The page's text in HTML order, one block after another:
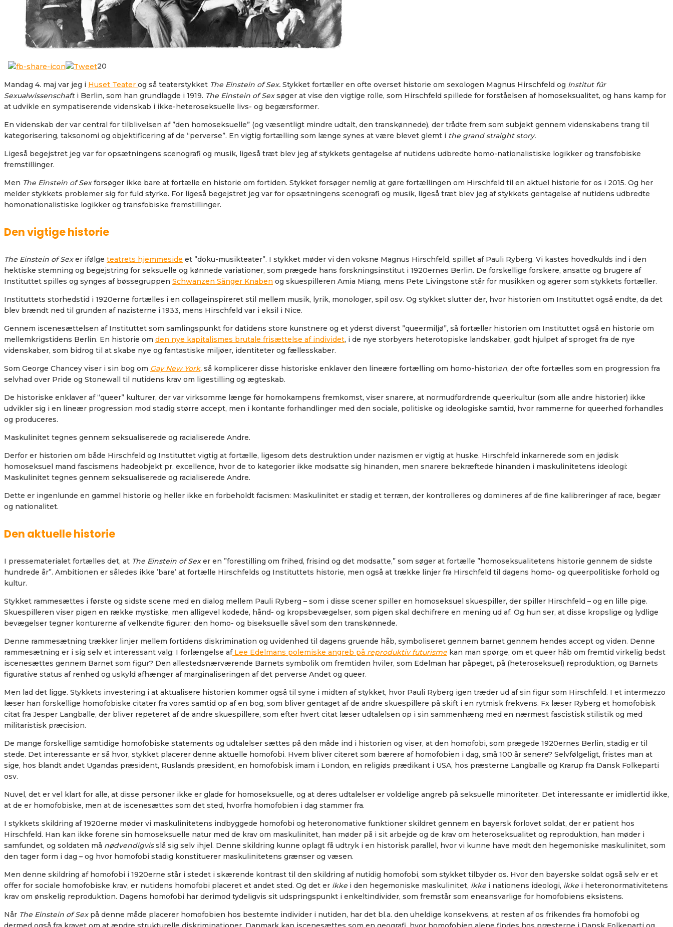
20
Mandag 4. maj var jeg i Huset Teater og så teaterstykket The Einstein of Sex. Stykket fortæller en ofte overset historie om sexologen Magnus Hirschfeld og Institut für
Sexualwissenschaft i Berlin, som han grundlagde i 1919. The Einstein of Sexsøger at vise den vigtige rolle, som Hirschfeld spillede for forståelsen af homoseksualitet, og hans kamp for
at udvikle en sympatiserende videnskab i ikke-heteroseksuelle livs- og begærsformer.
En videnskab der var central for tilblivelsen af ”den homoseksuelle” (og væsentligt mindre udtalt, den transkønnede), der trådte frem som subjekt gennem videnskabens trang til
kategorisering, taksonomi og objektificering af de “perverse”. En vigtig fortælling som længe synes at være blevet glemt i the grand straight story.
Ligeså begejstret jeg var for opsætningens scenografi og musik, ligeså træt blev jeg af stykkets gentagelse af nutidens udbredte homo-nationalistiske logikker og transfobiske
fremstillinger.
Men The Einstein of Sexforsøger ikke bare at fortælle en historie om fortiden. Stykket forsøger nemlig at gøre fortællingen om Hirschfeld til en aktuel historie for os i 2015. Og her
melder stykkets problemer sig for fuld styrke. For ligeså begejstret jeg var for opsætningens scenografi og musik, ligeså træt blev jeg af stykkets gentagelse af nutidens udbredte
homonationalistiske logikker og transfobiske fremstillinger.
Den vigtige historie
The Einstein of Sexer ifølge teatrets hjemmeside et ”doku-musikteater”. I stykket møder vi den voksne Magnus Hirschfeld, spillet af Pauli Ryberg. Vi kastes hovedkulds ind i den
hektiske stemning og begejstring for seksuelle og kønnede variationer, som prægede hans forskningsinstitut i 1920ernes Berlin. De forskellige forskere, ansatte og brugere af
Instituttet spilles og synges af bøssegruppen Schwanzen Sänger Knaben og skuespilleren Amia Miang, mens Pete Livingstone står for musikken og agerer som stykkets fortæller.
Instituttets storhedstid i 1920erne fortælles i en collageinspireret stil mellem musik, lyrik, monologer, spil osv. Og stykket slutter der, hvor historien om Instituttet også endte, da det
blev brændt ned til grunden af nazisterne i 1933, mens Hirschfeld var i eksil i Nice.
Gennem iscenesættelsen af Instituttet som samlingspunkt for datidens store kunstnere og et yderst diverst ”queermiljø”, så fortæller historien om Instituttet også en historie om
mellemkrigstidens Berlin. En historie om den nye kapitalismes brutale frisættelse af individet, i de nye storbyers heterotopiske landskaber, godt hjulpet af sproget fra de nye
videnskaber, som bidrog til at skabe nye og fantastiske miljøer, identiteter og fællesskaber.
Som George Chancey viser i sin bog om Gay New York, så komplicerer disse historiske enklaver den lineære fortælling om homo-historien, der ofte fortælles som en progression fra
selvhad over Pride og Stonewall til nutidens krav om ligestilling og ægteskab.
De historiske enklaver af “queer” kulturer, der var virksomme længe før homokampens fremkomst, viser snarere, at normudfordrende queerkultur (som alle andre historier) ikke
udvikler sig i en lineær progression mod stadig større accept, men i kontante forhandlinger med den sociale, politiske og ideologiske samtid, hvor rammerne for queerhed forhandles
og produceres.
Maskulinitet tegnes gennem seksualiserede og racialiserede Andre.
Derfor er historien om både Hirschfeld og Instituttet vigtig at fortælle, ligesom dets destruktion under nazismen er vigtig at huske. Hirschfeld inkarnerede som en jødisk
homoseksuel mand fascismens hadeobjekt pr. excellence, hvor de to kategorier ikke modsatte sig hinanden, men snarere bekræftede hinanden i maskulinitetens ideologi:
Maskulinitet tegnes gennem seksualiserede og racialiserede Andre.
Dette er ingenlunde en gammel historie og heller ikke en forbeholdt facismen: Maskulinitet er stadig et terræn, der kontrolleres og domineres af de fine kalibreringer af race, begær
og nationalitet.
Den aktuelle historie
I pressematerialet fortælles det, at The Einstein of Sexer en ”forestilling om frihed, frisind og det modsatte,” som søger at fortælle ”homoseksualitetens historie gennem de sidste
hundrede år”. Ambitionen er således ikke ’bare’ at fortælle Hirschfelds og Instituttets historie, men også at trække linjer fra Hirschfeld til dagens homo- og queerpolitiske forhold og
kultur.
Stykket rammesættes i første og sidste scene med en dialog mellem Pauli Ryberg – som i disse scener spiller en homoseksuel skuespiller, der spiller Hirschfeld – og en lille pige.
Skuespilleren viser pigen en række mystiske, men alligevel kodede, hånd- og kropsbevægelser, som pigen skal dechifrere en mening ud af. Og hun ser, at disse kropslige og lydlige
bevægelser tegner konturerne af velkendte figurer: den homo- og biseksuelle såvel som den transkønnede.
Denne rammesætning trækker linjer mellem fortidens diskrimination og uvidenhed til dagens gruende håb, symboliseret gennem barnet gennem hendes accept og viden. Denne
rammesætning er i sig selv et interessant valg: I forlængelse afLee Edelmans polemiske angreb på reproduktiv futurisme kan man spørge, om et queer håb om fremtid virkelig bedst
iscenesættes gennem Barnet som figur? Den allestedsnærværende Barnets symbolik om fremtiden hviler, som Edelman har påpeget, på (heteroseksuel) reproduktion, og Barnets
figurative status af renhed og uskyld afhænger af marginaliseringen af det perverse Andet og queer.
Men lad det ligge. Stykkets investering i at aktualisere historien kommer også til syne i midten af stykket, hvor Pauli Ryberg igen træder ud af sin figur som Hirschfeld. I et intermezzo
læser han forskellige homofobiske citater fra vores samtid op af en bog, som bliver gentaget af de andre skuespillere på skift i en rytmisk frekvens. Fx læser Ryberg et homofobisk
citat fra Jesper Langballe, der bliver repeteret af de andre skuespillere, som efter hvert citat læser udtalelsen op i sin sammenhæng med en nærmest fascistisk stilistik og med
militaristisk præcision.
De mange forskellige samtidige homofobiske statements og udtalelser sættes på den måde ind i historien og viser, at den homofobi, som prægede 1920ernes Berlin, stadig er til
stede. Det interessante er så hvor, stykket placerer denne aktuelle homofobi. Hvem bliver citeret som bærere af homofobien i dag, små 100 år senere? Selvfølgeligt, fristes man at
sige, hos blandt andet Ugandas præsident, Ruslands præsident, en homofobisk imam i London, en religiøs prædikant i USA, hos præsterne Langballe og Krarup fra Dansk Folkeparti
osv.
Nuvel, det er vel klart for alle, at disse personer ikke er glade for homoseksuelle, og at deres udtalelser er voldelige angreb på seksuelle minoriteter. Det interessante er imidlertid ikke,
at de er homofobiske, men at de iscenesættes som det sted, hvorfra homofobien i dag stammer fra.
I stykkets skildring af 1920erne møder vi maskulinitetens indbyggede homofobi og heteronomative funktioner skildret gennem en bayersk forlovet soldat, der er patient hos
Hirschfeld. Han kan ikke forene sin homoseksuelle natur med de krav om maskulinitet, han møder på i sit arbejde og de krav om heteroseksualitet og reproduktion, han møder i
samfundet, og soldaten må nødvendigvisslå sig selv ihjel. Denne skildring kunne oplagt få udtryk i en historisk parallel, hvor vi kunne have mødt den hegemoniske maskulinitet, som
den tager form i dag – og hvor homofobi stadig konstituerer maskulinitetens grænser og væsen.
Men denne skildring af homofobi i 1920erne står i stedet i skærende kontrast til den skildring af nutidig homofobi, som stykket tilbyder os. Hvor den bayerske soldat også selv er et
offer for sociale homofobiske krav, er nutidens homofobi placeret et andet sted. Og det er ikke i den hegemoniske maskulinitet, ikke i nationens ideologi, ikke i heteronormativitetens
krav om ønskelig reproduktion. Dagens homofobi har derimod tydeligvis sit udspringspunkt i enkeltindivider, som fremstår som eneansvarlige for homofobiens eksistens.
Når The Einstein of Sex på denne måde placerer homofobien hos bestemte individer i nutiden, har det bl.a. den uheldige konsekvens, at resten af os frikendes fra homofobi og